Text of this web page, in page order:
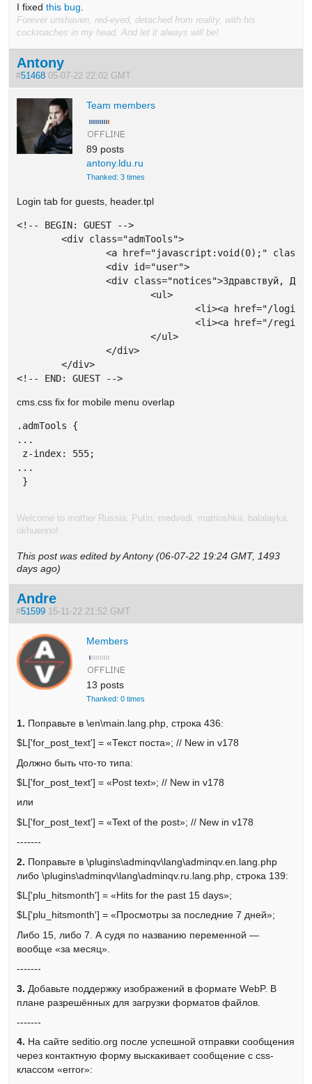
I fixedthis bug
Forever unshaven, red-eyed, detached from reality, with his
cockroaches in my head. And let it always will be!
Antony
#51468 05-07-22 22:02 GMT
Team members
89 posts
antony.ldu.ru
Thanked: 3 times
Login tab for guests, header.tpl
<!-- BEGIN: GUEST -->
	<div class="admTools">
		<a href="javascript:void(0);" class="openTools"><i class="ic-heart"></i></a>
		<div id="user">
		<div class="notices">Здравствуй, Друг! Выбери:</div>
			<ul>
				<li><a href="/login">Вход</a></li>
				<li><a href="/register">Регистрация</a></li>
			</ul>
		</div>
	</div>
<!-- END: GUEST -->
cms.css fix for mobile menu overlap
.admTools {
...
z-index: 555;
...
}
Welcome to mother Russia: Putin, medvedi, matrioshka, balalayka,
okhuenno!
This post was edited by Antony (06-07-22 19:24 GMT, 1493
days ago)
Andre
#51599 15-11-22 21:52 GMT
Members
13 posts
Thanked: 0 times
1. Поправьте в \en\main.lang.php, строка 436:
$L['for_post_text'] = «Текст поста»; // New in v178
Должно быть что-то типа:
$L['for_post_text'] = «Post text»; // New in v178
или
$L['for_post_text'] = «Text of the post»; // New in v178
-------
2. Поправьте в \plugins\adminqv\lang\adminqv.en.lang.php
либо \plugins\adminqv\lang\adminqv.ru.lang.php, строка 139:
$L['plu_hitsmonth'] = «Hits for the past 15 days»;
$L['plu_hitsmonth'] = «Просмотры за последние 7 дней»;
Либо 15, либо 7. А судя по названию переменной —
вообще «за месяц».
-------
3. Добавьте поддержку изображений в формате WebP. В
плане разрешённых для загрузки форматов файлов.
-------
4. На сайте seditio.org после успешной отправки сообщения
через контактную форму выскакивает сообщение с css-
классом «error»: